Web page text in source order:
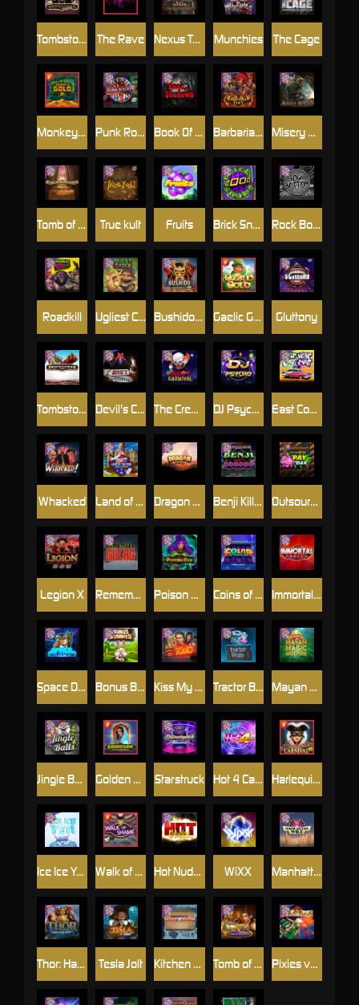
Munchies
Nexus Tombstone RIP
Outsourced: Payday
Tombstone No Mercy
Manhattan Goes Wild
Roadkill
Kiss My Chainsaw
Book Of Shadows
Rock Bottom
Tractor Beam
The Cage
Hot Nudge
Space Donkey
Land of the Free
Brick Snake 2000
Starstruck
Monkey's Gold xPays
Benji Killed in Vegas
Barbarian Fury
Poison Eve
Devil's Crossroad
Tomb of Nefertiti
Tomb of Akhenaten
Golden Genie And The Walking Wilds
Dragon Tribe
Immortal Fruits
Tesla Jolt
Coins of Fortune
Gluttony
Mayan Magic Wildfire
WiXX
Legion X
Fruits
Bonus Bunnies
DJ Psycho
Hot 4 Cash
Tombstone
Punk Rocker
Gaelic Gold
East Coast Vs West Coast
The Creepy Carnival
Whacked
Jingle Balls Harlequin Carnival
Walk of Shame
Misery Mining
Kitchen Drama: Sushi Mania Pixies vs Pirates
Thor: Hammer Time
Ice Ice Yeti
Remember Gulag
True kult
Bushido Way xNudge
Ugliest Catch
The Rave